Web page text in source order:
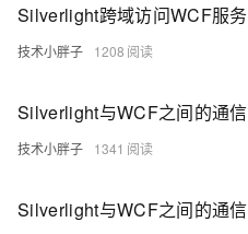
Silverlight跨域访问WCF服务
技术小胖子 1208
技术小胖子 1341